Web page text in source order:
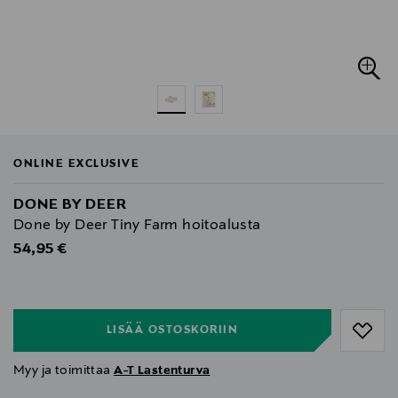
ONLINE EXCLUSIVE
DONE BY DEER
Done by Deer Tiny Farm hoitoalusta
Original Price
54,95 €
LISÄÄ OSTOSKORIIN
Myy ja toimittaaA-T Lastenturva